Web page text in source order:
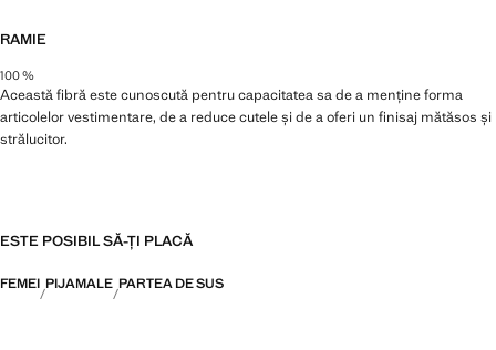
RAMIE
100 %
Această fibră este cunoscută pentru capacitatea sa de a menține forma
articolelor vestimentare, de a reduce cutele și de a oferi un finisaj mătăsos și
strălucitor.
ESTE POSIBIL SĂ-ȚI PLACĂ
FEMEI PIJAMALE PARTEA DE SUS